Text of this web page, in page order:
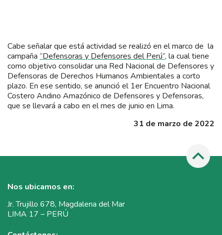
Cabe señalar que está actividad se realizó en el marco de la
campaña “Defensoras y Defensores del Perú”, la cual tiene
como objetivo consolidar una Red Nacional de Defensores y
Defensoras de Derechos Humanos Ambientales a corto
plazo. En ese sentido, se anunció el 1er Encuentro Nacional
Costero Andino Amazónico de Defensores y Defensoras,
que se llevará a cabo en el mes de junio en Lima.
31 de marzo de 2022
Nos ubicamos en:
Jr. Trujillo 678, Magdalena del Mar
LIMA 17 – PERÚ